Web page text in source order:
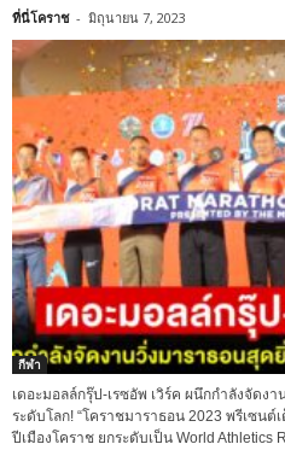
ที่นี่โคราช - มิถุนายน 7, 2023
กีฬา
เดอะมอลล์กรุ๊ป-เรซอัพ เวิร์ค ผนึกกำลังจัด
ระดับโลก! “โคราชมาราธอน 2023 พรีเซนต์
ปีเมืองโคราช ยกระดับเป็น World Athletics